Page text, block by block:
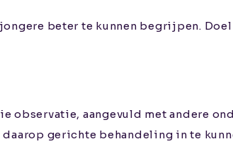
beter te kunnen begrijpen.
observatie, aangevuld met andere
gerichte behandeling in te